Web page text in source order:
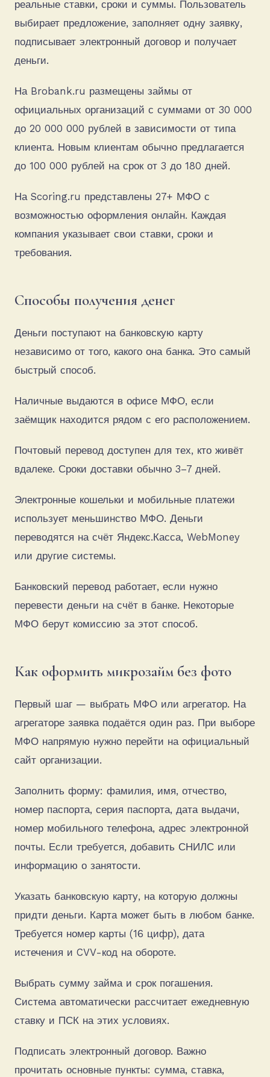
реальные ставки, сроки и суммы. Пользователь
выбирает предложение, заполняет одну заявку,
подписывает электронный договор и получает
деньги.
На Brobank.ru размещены займы от
официальных организаций с суммами от 30 000
до 20 000 000 рублей в зависимости от типа
клиента. Новым клиентам обычно предлагается
до 100 000 рублей на срок от 3 до 180 дней.
На Scoring.ru представлены 27+ МФО с
возможностью оформления онлайн. Каждая
компания указывает свои ставки, сроки и
требования.
Способы получения денег
Деньги поступают на банковскую карту
независимо от того, какого она банка. Это самый
быстрый способ.
Наличные выдаются в офисе МФО, если
заёмщик находится рядом с его расположением.
Почтовый перевод доступен для тех, кто живёт
вдалеке. Сроки доставки обычно 3–7 дней.
Электронные кошельки и мобильные платежи
использует меньшинство МФО. Деньги
переводятся на счёт Яндекс.Касса, WebMoney
или другие системы.
Банковский перевод работает, если нужно
перевести деньги на счёт в банке. Некоторые
МФО берут комиссию за этот способ.
Как оформить микрозайм без фото
Первый шаг — выбрать МФО или агрегатор. На
агрегаторе заявка подаётся один раз. При выборе
МФО напрямую нужно перейти на официальный
сайт организации.
Заполнить форму: фамилия, имя, отчество,
номер паспорта, серия паспорта, дата выдачи,
номер мобильного телефона, адрес электронной
почты. Если требуется, добавить СНИЛС или
информацию о занятости.
Указать банковскую карту, на которую должны
придти деньги. Карта может быть в любом банке.
Требуется номер карты (16 цифр), дата
истечения и CVV-код на обороте.
Выбрать сумму займа и срок погашения.
Система автоматически рассчитает ежедневную
ставку и ПСК на этих условиях.
Подписать электронный договор. Важно
прочитать основные пункты: сумма, ставка,